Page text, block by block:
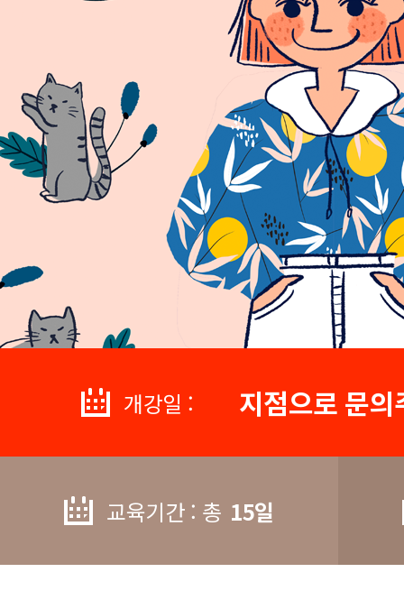
개강일 : 지점으로 문
교육기간 : 총 15일